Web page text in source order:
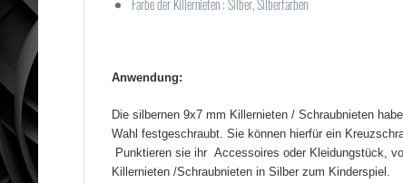
Farbe der Killernieten : Silber, Silberfarben
Anwendung:
Die silbernen 9x7 mm Killernieten / Schraubnieten
Wahl festgeschraubt. Sie können hierfür ein
Punktieren sie ihr Accessoires oder Kleidungstück,
Killernieten /Schraubnieten in Silber zum Kinderspiel.